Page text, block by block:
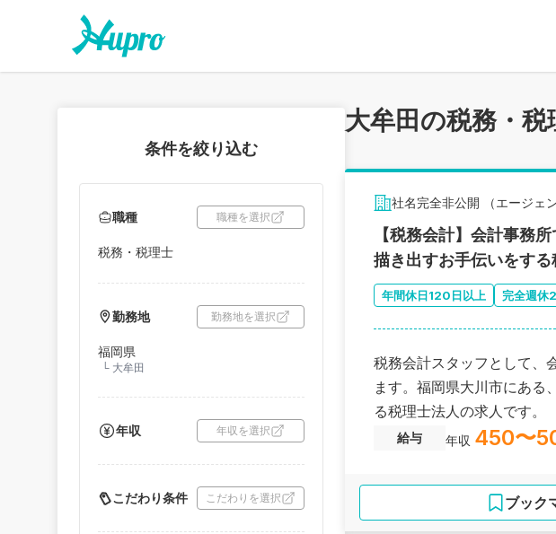
条件を絞り込む
職種 職種を選択
税務・税理士
勤務地 勤務地を選択
福岡県
└ 大牟田
年収 年収を選択
こだわり条件 こだわりを選択
大牟田の税務・
社名完全非公開 （エージェ
【税務会計】会計事務
描き出すお手伝いをする
年間休日120日以上 完全週休
税務会計スタッフとして、
ます。福岡県大川市にある
る税理士法人の求人です。
給与 年収 450〜
ブック